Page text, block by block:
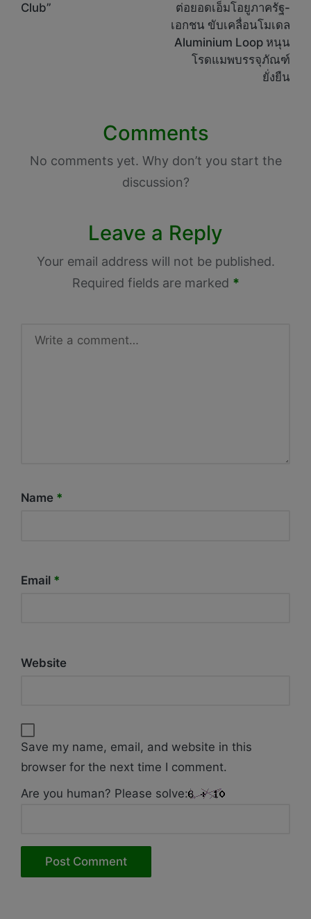
Club”
ต่อยอดเอ็มโอยูภาครัฐ-
เอกชน ขับเคลื่อนโมเดล
Aluminium Loop หนุน
โรดแมพบรรจุภัณฑ์
ยั่งยืน
Comments
No comments yet. Why don’t you start the
discussion?
Leave a Reply
Your email address will not be published.
Required fields are marked *
Name *
Email *
Website
Save my name, email, and website in this
browser for the next time I comment.
Are you human? Please solve: